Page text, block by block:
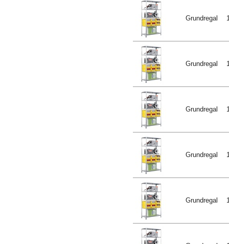
Grundregal
Grundregal
Grundregal
Grundregal
Grundregal